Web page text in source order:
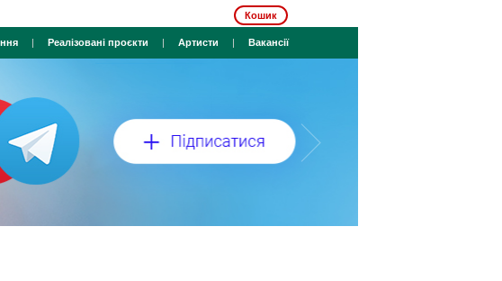
Кошик
| Реалізовані проєкти | Артисти | Вакансії